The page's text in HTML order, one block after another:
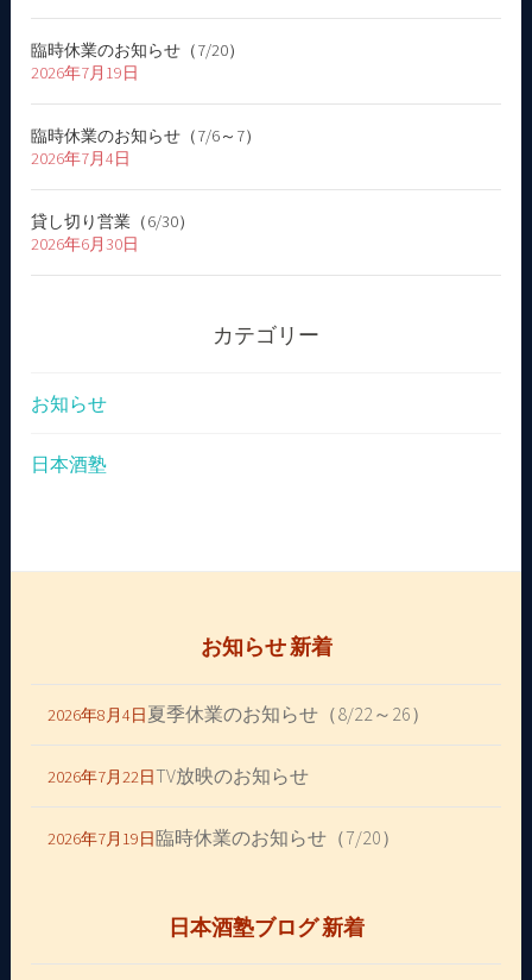
臨時休業のお知らせ（7/20）
2026年7月19日
臨時休業のお知らせ（7/6～7）
2026年7月4日
貸し切り営業（6/30）
2026年6月30日
カテゴリー
お知らせ
日本酒塾
お知らせ 新着
2026年8月4日夏季休業のお知らせ（8/22～26）
2026年7月22日TV放映のお知らせ
2026年7月19日臨時休業のお知らせ（7/20）
日本酒塾ブログ 新着